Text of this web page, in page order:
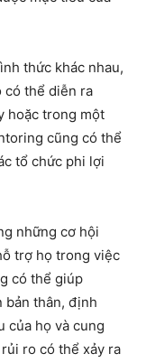
thức khác nhau,
có thể diễn ra
hoặc trong một
cũng có thể
tổ chức phi lợi
những cơ hội
trợ họ trong việc
có thể giúp
bản thân, định
của họ và cung
ro có thể xảy ra